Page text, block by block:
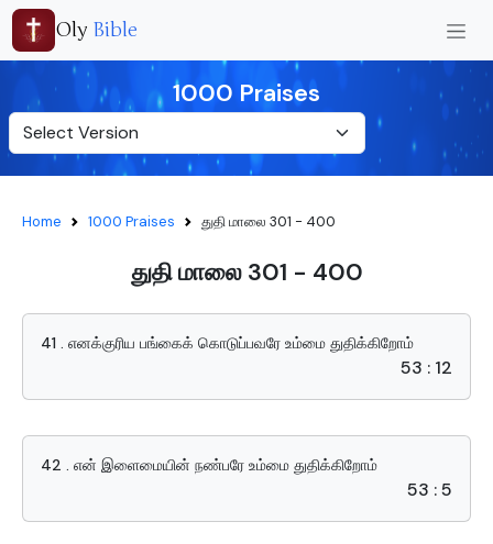
Oly Bible
1000 Praises
Home 1000 Praises துதி மாலை 301 - 400
துதி மாலை 301 - 400
41 . எனக்குரிய பங்கைக் கொடுப்பவரே உம்மை துதிக்கிறோம்
53 : 12
42 . என் இளைமையின் நண்பரே உம்மை துதிக்கிறோம்
53 : 5